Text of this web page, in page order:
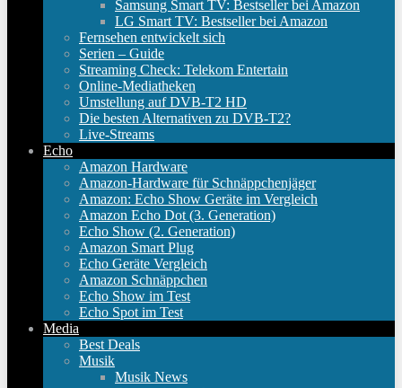
Samsung Smart TV: Bestseller bei Amazon
LG Smart TV: Bestseller bei Amazon
Fernsehen entwickelt sich
Serien – Guide
Streaming Check: Telekom Entertain
Online-Mediatheken
Umstellung auf DVB-T2 HD
Die besten Alternativen zu DVB-T2?
Live-Streams
Echo
Amazon Hardware
Amazon-Hardware für Schnäppchenjäger
Amazon: Echo Show Geräte im Vergleich
Amazon Echo Dot (3. Generation)
Echo Show (2. Generation)
Amazon Smart Plug
Echo Geräte Vergleich
Amazon Schnäppchen
Echo Show im Test
Echo Spot im Test
Media
Best Deals
Musik
Musik News